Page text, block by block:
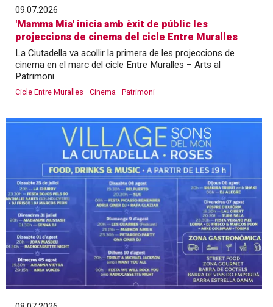
09.07.2026
'Mamma Mia' inicia amb èxit de públic les
projeccions de cinema del cicle Entre Muralles
La Ciutadella va acollir la primera de les projeccions de
cinema en el marc del cicle Entre Muralles – Arts al
Patrimoni.
Cicle Entre Muralles Cinema Patrimoni